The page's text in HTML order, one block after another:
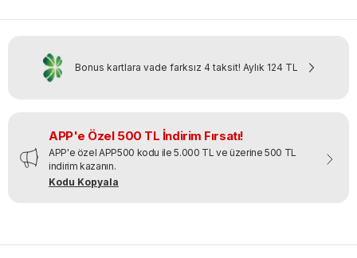
Bonus kartlara vade farksız 4 taksit! Aylık 124 TL
APP'e Özel 500 TL İndirim Fırsatı!
APP'e özel APP500 kodu ile 5.000 TL ve üzerine 500 TL
indirim kazanın.
Kodu Kopyala